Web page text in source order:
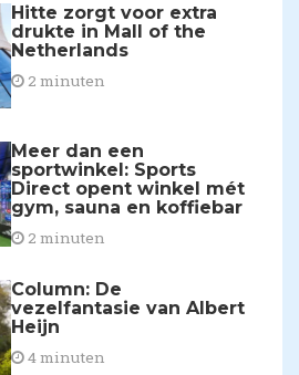
Hitte zorgt voor extra
drukte in Mall of the
Netherlands
2 minuten
Meer dan een
sportwinkel: Sports
Direct opent winkel mét
gym, sauna en koffiebar
2 minuten
Column: De
vezelfantasie van Albert
Heijn
4 minuten